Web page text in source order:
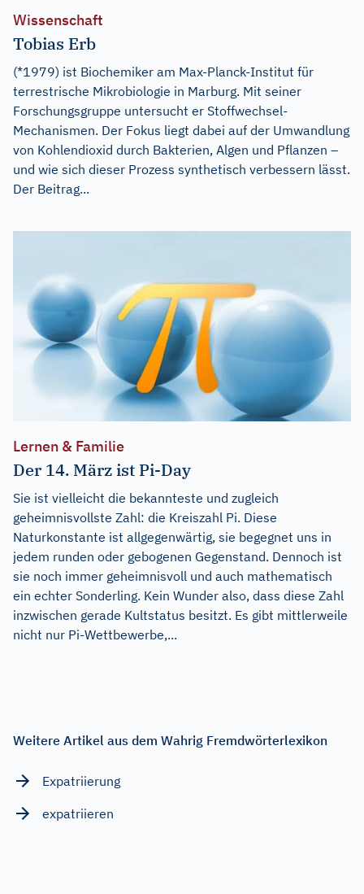
Wissenschaft
Tobias Erb
(*1979) ist Biochemiker am Max-Planck-Institut für
terrestrische Mikrobiologie in Marburg. Mit seiner
Forschungsgruppe untersucht er Stoffwechsel-
Mechanismen. Der Fokus liegt dabei auf der Umwandlung
von Kohlendioxid durch Bakterien, Algen und Pflanzen –
und wie sich dieser Prozess synthetisch verbessern lässt.
Der Beitrag...
Lernen & Familie
Der 14. März ist Pi-Day
Sie ist vielleicht die bekannteste und zugleich
geheimnisvollste Zahl: die Kreiszahl Pi. Diese
Naturkonstante ist allgegenwärtig, sie begegnet uns in
jedem runden oder gebogenen Gegenstand. Dennoch ist
sie noch immer geheimnisvoll und auch mathematisch
ein echter Sonderling. Kein Wunder also, dass diese Zahl
inzwischen gerade Kultstatus besitzt. Es gibt mittlerweile
nicht nur Pi-Wettbewerbe,...
Weitere Artikel aus dem Wahrig Fremdwörterlexikon
Expatriierung
expatriieren